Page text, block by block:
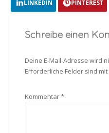
LINKEDIN PINTEREST
Schreibe einen
Deine E-Mail-Adresse wird
Erforderliche Felder sind mit
Kommentar*